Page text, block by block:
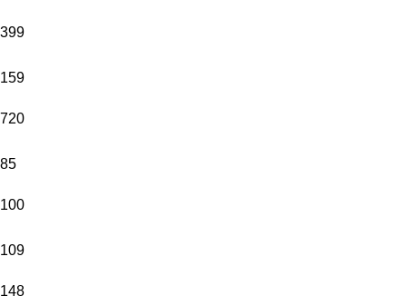
399
159
720
85
100
109
148